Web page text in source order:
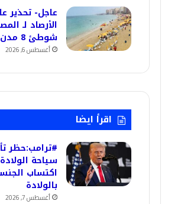
عاجل- تحذير
الأرصاد لـ
شوطئ 8 مدن
أغسطس 6, 2026
اقرأ ايضا
#ترامب:حظر
سياحة
اكتساب
بالولادة
أغسطس 7, 2026